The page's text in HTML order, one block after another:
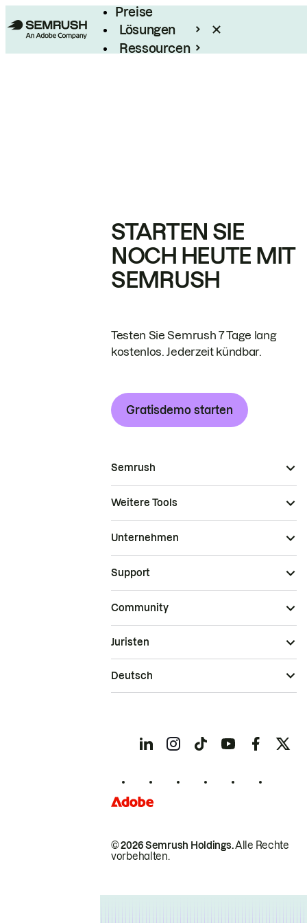
Preise
Lösungen
Ressourcen
STARTEN SIE
NOCH HEUTE MIT
SEMRUSH
Testen Sie Semrush 7 Tage lang
kostenlos. Jederzeit kündbar.
Gratisdemo starten
Semrush
Weitere Tools
Unternehmen
Support
Community
© 2026 Semrush Holdings.Alle Rechte
vorbehalten.
Juristen
Deutsch